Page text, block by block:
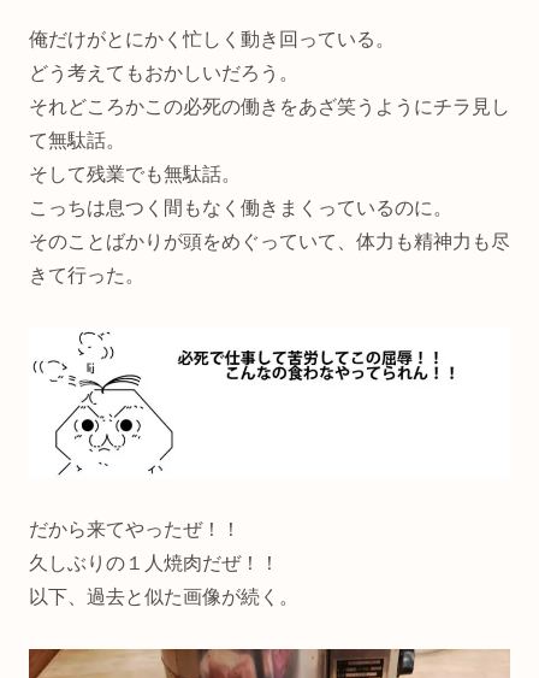
俺だけがとにかく忙しく動き回っている。
どう考えてもおかしいだろう。
それどころかこの必死の働きをあざ笑うようにチラ見し
て無駄話。
そして残業でも無駄話。
こっちは息つく間もなく働きまくっているのに。
そのことばかりが頭をめぐっていて、体力も精神力も尽
きて行った。
だから来てやったぜ！！
久しぶりの１人焼肉だぜ！！
以下、過去と似た画像が続く。